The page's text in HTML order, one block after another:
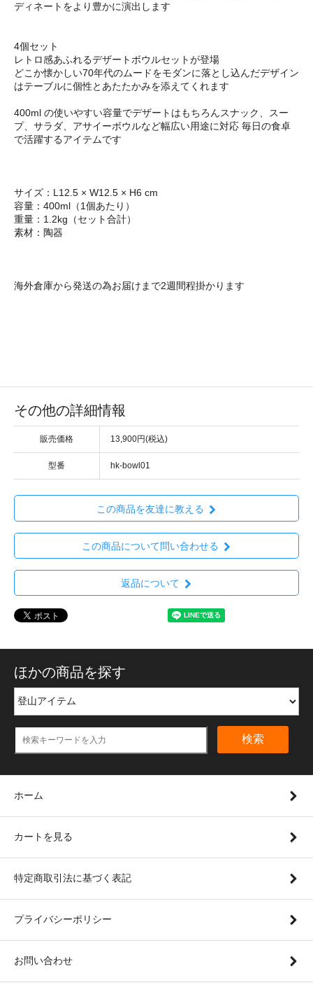
ディネートをより豊かに演出します
4個セット
レトロ感あふれるデザートボウルセットが登場
どこか懐かしい70年代のムードをモダンに落とし込んだデザイン
はテーブルに個性とあたたかみを添えてくれます
400ml の使いやすい容量でデザートはもちろんスナック、スー
プ、サラダ、アサイーボウルなど幅広い用途に対応 毎日の食卓
で活躍するアイテムです
サイズ：L12.5 × W12.5 × H6 cm
容量：400ml（1個あたり）
重量：1.2kg（セット合計）
素材：陶器
海外倉庫から発送の為お届けまで2週間程掛かります
その他の詳細情報
販売価格 13,900円(税込)
型番 hk-bowl01
この商品を友達に教える
この商品について問い合わせる
返品について
ほかの商品を探す
検索
ホーム
カートを見る
特定商取引法に基づく表記
プライバシーポリシー
お問い合わせ